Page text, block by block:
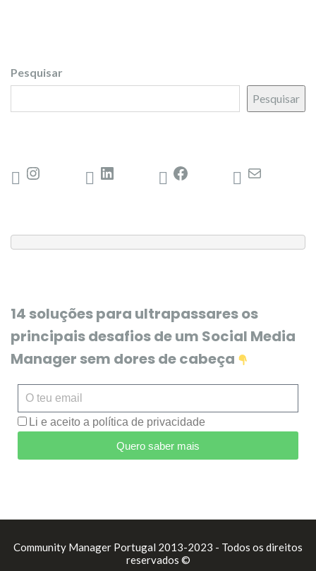
Pesquisar
Pesquisar
14 soluções para ultrapassares os
principais desafios de um Social Media
Manager sem dores de cabeça
Li e aceito a política de privacidade
Quero saber mais
Community Manager Portugal 2013-2023 - Todos os direitos
reservados ©